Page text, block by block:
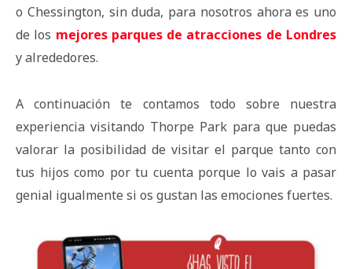
o Chessington, sin duda, para nosotros ahora es uno
de los mejores parques de atracciones de Londres
y alrededores.
A continuación te contamos todo sobre nuestra
experiencia visitando Thorpe Park para que puedas
valorar la posibilidad de visitar el parque tanto con
tus hijos como por tu cuenta porque lo vais a pasar
genial igualmente si os gustan las emociones fuertes.